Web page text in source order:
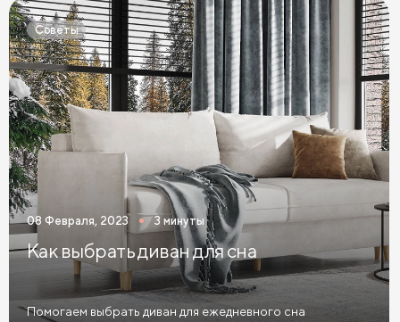
Тонкие матрасы Матрасы с независимыми пружинами
Матрасы из латекса Кокосовые матрасы
Матрасы из латекса и кокоса
Матрасы с эффектом памяти Высокие матрасы
Матрасы с 5 зонами жесткости
Матрасы с 7 зонами жесткости
Односпальные матрасы Двуспальные матрасы
Матрасы для кроватей
Матрасы для кроватей трансформеров
Советы
08 Февраля, 2023 3 минуты
Как выбрать диван для сна
Помогаем выбрать диван для ежедневного сна